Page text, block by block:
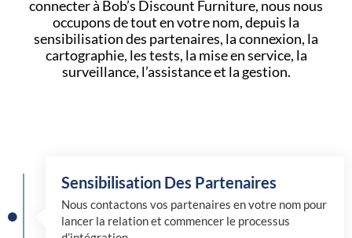
connecter à Bob’s Discount Furniture, nous nous
occupons de tout en votre nom, depuis la
sensibilisation des partenaires, la connexion, la
cartographie, les tests, la mise en service, la
surveillance, l’assistance et la gestion.
Sensibilisation Des Partenaires
Nous contactons vos partenaires en votre nom pour
lancer la relation et commencer le processus